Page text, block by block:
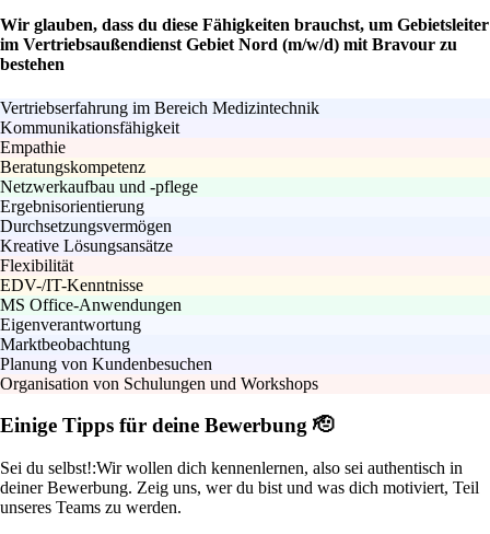
Wir glauben, dass du diese Fähigkeiten brauchst, um Gebietsleiter
im Vertriebsaußendienst Gebiet Nord (m/w/d) mit Bravour zu
bestehen
Vertriebserfahrung im Bereich Medizintechnik
Kommunikationsfähigkeit
Empathie
Beratungskompetenz
Netzwerkaufbau und -pflege
Ergebnisorientierung
Durchsetzungsvermögen
Kreative Lösungsansätze
Flexibilität
EDV-/IT-Kenntnisse
MS Office-Anwendungen
Eigenverantwortung
Marktbeobachtung
Planung von Kundenbesuchen
Organisation von Schulungen und Workshops
Einige Tipps für deine Bewerbung 🫡
Sei du selbst!:Wir wollen dich kennenlernen, also sei authentisch in
deiner Bewerbung. Zeig uns, wer du bist und was dich motiviert, Teil
unseres Teams zu werden.